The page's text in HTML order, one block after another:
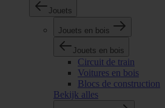
Jouets
Jouets en bois
Jouets en bois
Circuit de train
Voitures en bois
Blocs de construction
Bekijk alles